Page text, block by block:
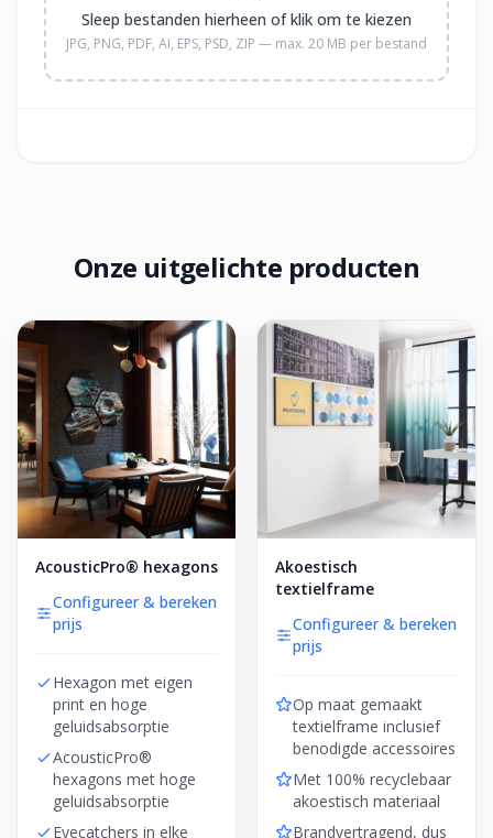
Sleep bestanden hierheen of klik om te kiezen
JPG, PNG, PDF, AI, EPS, PSD, ZIP — max. 20 MB per bestand
Onze uitgelichte producten
AcousticPro® hexagons
Configureer & bereken
prijs
Hexagon met eigen
print en hoge
geluidsabsorptie
AcousticPro®
hexagons met hoge
geluidsabsorptie
Eyecatchers in elke
Akoestisch
textielframe
Configureer & bereken
prijs
Op maat gemaakt
textielframe inclusief
benodigde accessoires
Met 100% recyclebaar
akoestisch materiaal
Brandvertragend, dus